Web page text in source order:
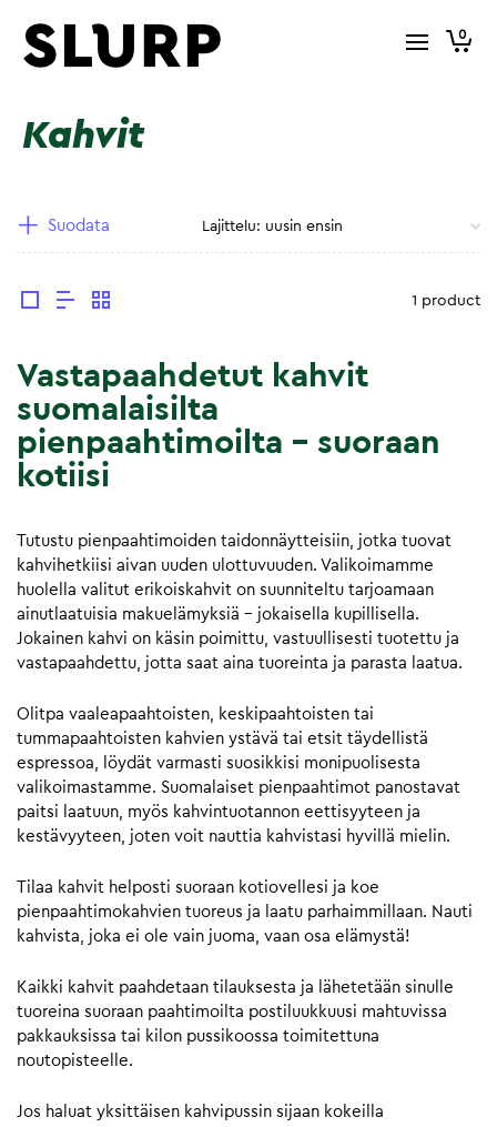
0
Kahvit
Suodata
1 product
Vastapaahdetut kahvit
suomalaisilta
pienpaahtimoilta – suoraan
kotiisi
Tutustu pienpaahtimoiden taidonnäytteisiin, jotka tuovat
kahvihetkiisi aivan uuden ulottuvuuden. Valikoimamme
huolella valitut erikoiskahvit on suunniteltu tarjoamaan
ainutlaatuisia makuelämyksiä – jokaisella kupillisella.
Jokainen kahvi on käsin poimittu, vastuullisesti tuotettu ja
vastapaahdettu, jotta saat aina tuoreinta ja parasta laatua.
Olitpa vaaleapaahtoisten, keskipaahtoisten tai
tummapaahtoisten kahvien ystävä tai etsit täydellistä
espressoa, löydät varmasti suosikkisi monipuolisesta
valikoimastamme. Suomalaiset pienpaahtimot panostavat
paitsi laatuun, myös kahvintuotannon eettisyyteen ja
kestävyyteen, joten voit nauttia kahvistasi hyvillä mielin.
Tilaa kahvit helposti suoraan kotiovellesi ja koe
pienpaahtimokahvien tuoreus ja laatu parhaimmillaan. Nauti
kahvista, joka ei ole vain juoma, vaan osa elämystä!
Kaikki kahvit paahdetaan tilauksesta ja lähetetään sinulle
tuoreina suoraan paahtimoilta postiluukkuusi mahtuvissa
pakkauksissa tai kilon pussikoossa toimitettuna
noutopisteelle.
Jos haluat yksittäisen kahvipussin sijaan kokeilla